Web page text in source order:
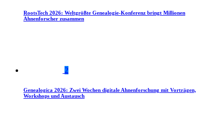
RootsTech 2026: Weltgrößte Genealogie-Konferenz bringt Millionen
Ahnenforscher zusammen
2
Genealogica 2026: Zwei Wochen digitale Ahnenforschung mit Vorträgen,
Workshops und Austausch